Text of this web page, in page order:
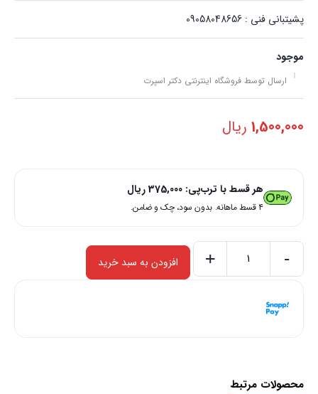
پشیتبانی فنی : 09058048656
موجود
ارسال توسط فروشگاه اینترنتی دکتر اسپرت
1,500,000 ریال
هر قسط با ترب‌پی: 375,000ریال
۴ قسط ماهانه. بدون سود، چک و ضامن.
-
+ افزودن به سبد خرید
محصولات مرتبط